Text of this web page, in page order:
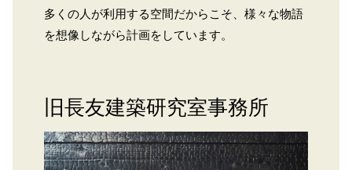
多くの人が利用する空間だからこそ、様々な物語
を想像しながら計画をしています。
旧長友建築研究室事務所